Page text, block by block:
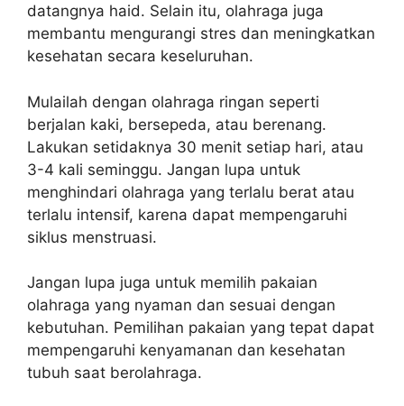
datangnya haid. Selain itu, olahraga juga
membantu mengurangi stres dan meningkatkan
kesehatan secara keseluruhan.
Mulailah dengan olahraga ringan seperti
berjalan kaki, bersepeda, atau berenang.
Lakukan setidaknya 30 menit setiap hari, atau
3-4 kali seminggu. Jangan lupa untuk
menghindari olahraga yang terlalu berat atau
terlalu intensif, karena dapat mempengaruhi
siklus menstruasi.
Jangan lupa juga untuk memilih pakaian
olahraga yang nyaman dan sesuai dengan
kebutuhan. Pemilihan pakaian yang tepat dapat
mempengaruhi kenyamanan dan kesehatan
tubuh saat berolahraga.